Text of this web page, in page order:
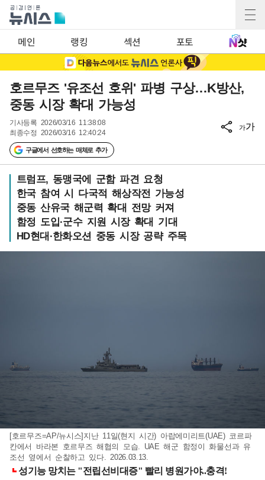
메인 랭킹 섹션 포토
호르무즈 '유조선 호위' 파병 구상…K방산,
중동 시장 확대 가능성
기사등록 2026/03/16 11:38:08
최종수정 2026/03/16 12:40:24
구글에서 선호하는 매체로 추가
가가
트럼프, 동맹국에 군함 파견 요청
한국 참여 시 다국적 해상작전 가능성
중동 산유국 해군력 확대 전망 커져
함정 도입·군수 지원 시장 확대 기대
HD현대·한화오션 중동 시장 공략 주목
[호르무즈=AP/뉴시스]지난 11일(현지 시간) 아랍에미리트(UAE) 코르파
칸에서 바라본 호르무즈 해협의 모습. UAE 해군 함정이 화물선과 유
조선 옆에서 순찰하고 있다. 2026.03.13.